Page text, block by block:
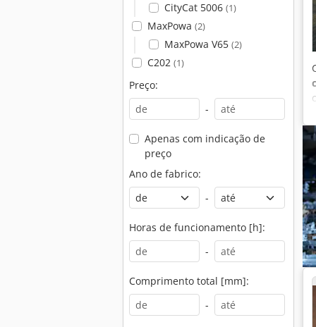
CityCat 5006 (1)
MaxPowa (2)
MaxPowa V65 (2)
C202 (1)
Preço:
-
Apenas com indicação de
preço
Ano de fabrico:
-
Horas de funcionamento [h]:
-
Comprimento total [mm]:
-